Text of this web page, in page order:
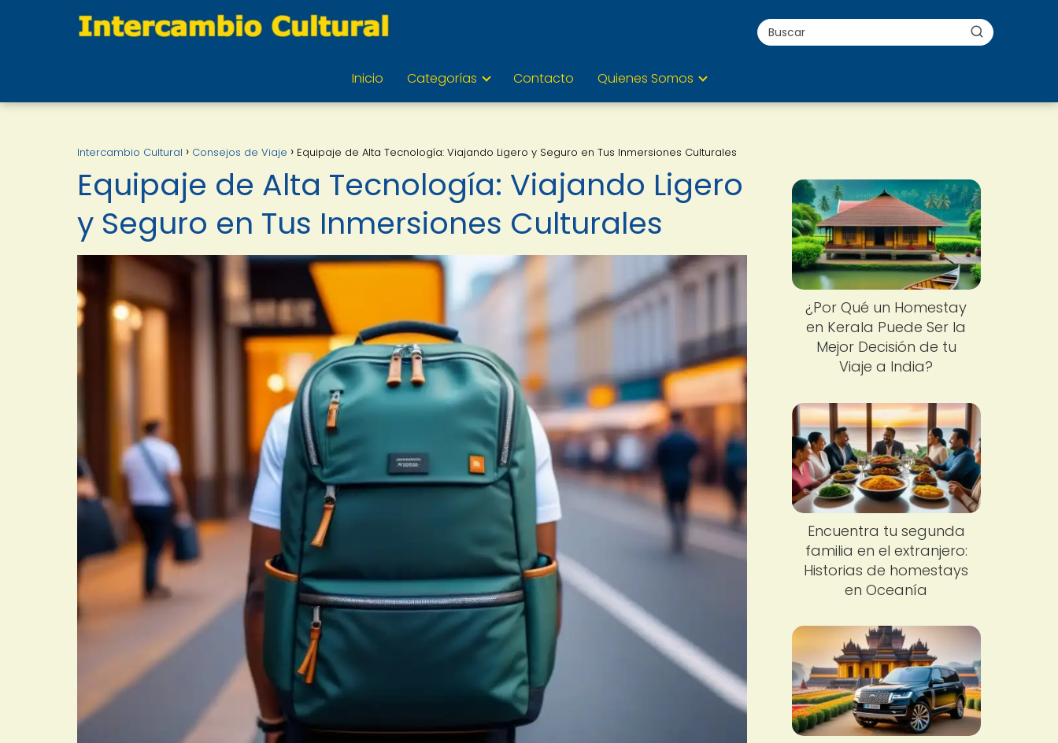
Inicio Categorías Contacto Quienes Somos
Intercambio Cultural Consejos de Viaje Equipaje de Alta Tecnología: Viajando Ligero y Seguro en Tus Inmersiones Culturales
Equipaje de Alta Tecnología: Viajando Ligero
y Seguro en Tus Inmersiones Culturales
¿Por Qué un Homestay
en Kerala Puede Ser la
Mejor Decisión de tu
Viaje a India?
Encuentra tu segunda
familia en el extranjero:
Historias de homestays
en Oceanía